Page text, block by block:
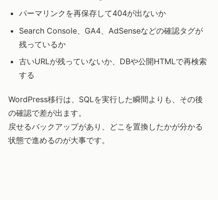
パーマリンクを再保存して404が出ないか
Search Console、GA4、AdSenseなどの確認タグが
残っているか
古いURLが残っていないか、DBや公開HTMLで再検索
する
WordPress移行は、SQLを実行した瞬間よりも、その後
の確認で差が出ます。
戻せるバックアップがあり、どこを置換したかが分かる
状態で進めるのが大事です。